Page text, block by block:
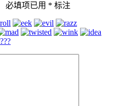
必填项已用 * 标注